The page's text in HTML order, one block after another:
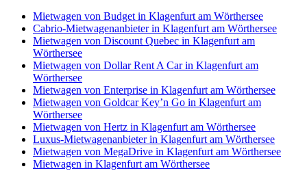
Mietwagen von Budget in Klagenfurt am Wörthersee
Cabrio-Mietwagenanbieter in Klagenfurt am Wörthersee
Mietwagen von Discount Quebec in Klagenfurt am
Wörthersee
Mietwagen von Dollar Rent A Car in Klagenfurt am
Wörthersee
Mietwagen von Enterprise in Klagenfurt am Wörthersee
Mietwagen von Goldcar Key’n Go in Klagenfurt am
Wörthersee
Mietwagen von Hertz in Klagenfurt am Wörthersee
Luxus-Mietwagenanbieter in Klagenfurt am Wörthersee
Mietwagen von MegaDrive in Klagenfurt am Wörthersee
Mietwagen in Klagenfurt am Wörthersee